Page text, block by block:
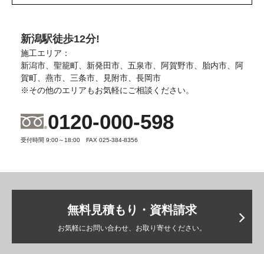
新潟駅徒歩12分!
施工エリア：
新潟市、聖籠町、新発田市、五泉市、阿賀野市、胎内市、阿
賀町、燕市、三条市、見附市、長岡市
※その他のエリアもお気軽にご相談ください。
0120-000-598
受付時間 9:00～18:00 FAX 025-384-8356
無料見積もり・資料請求
お気軽にお問い合わせ、お取り寄せください。